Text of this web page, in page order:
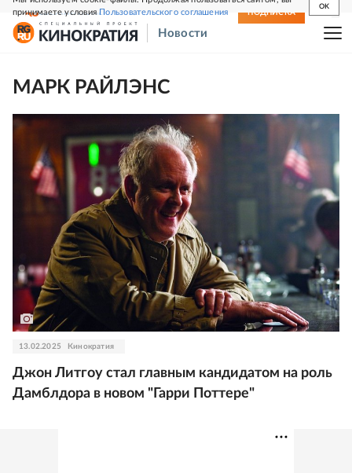
принимаете условияПользовательского соглашения
OK
СВЕЖИЙ НОМЕР ПОДПИСКА
Новости
МАРК РАЙЛЭНС
13.02.2025 Кинократия
Джон Литгоу стал главным кандидатом на роль
Дамблдора в новом "Гарри Поттере"